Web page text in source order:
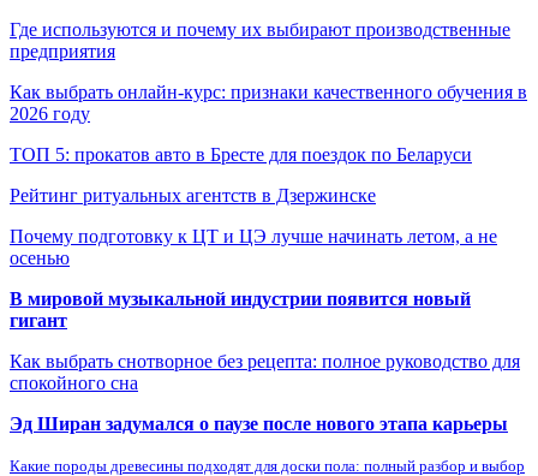
Где используются и почему их выбирают производственные
предприятия
Как выбрать онлайн-курс: признаки качественного обучения в
2026 году
ТОП 5: прокатов авто в Бресте для поездок по Беларуси
Рейтинг ритуальных агентств в Дзержинске
Почему подготовку к ЦТ и ЦЭ лучше начинать летом, а не
осенью
В мировой музыкальной индустрии появится новый
гигант
Как выбрать снотворное без рецепта: полное руководство для
спокойного сна
Эд Ширан задумался о паузе после нового этапа карьеры
Какие породы древесины подходят для доски пола: полный разбор и выбор